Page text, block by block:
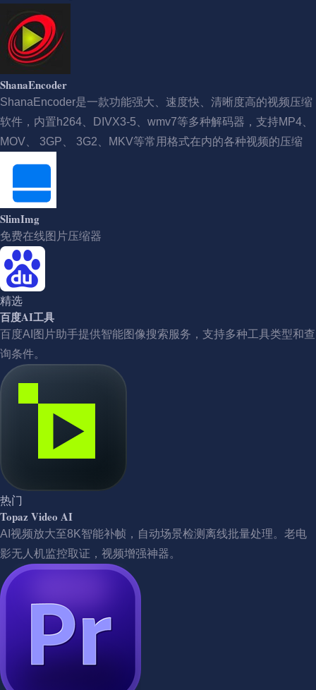
ShanaEncoder
ShanaEncoder是一款功能强大、速度快、清晰度高的视频压缩
软件，内置h264、DIVX3-5、wmv7等多种解码器，支持MP4、
MOV、 3GP、 3G2、MKV等常用格式在内的各种视频的压缩
SlimImg
免费在线图片压缩器
精选
百度AI工具
百度AI图片助手提供智能图像搜索服务，支持多种工具类型和查
询条件。
热门
Topaz Video AI
AI视频放大至8K智能补帧，自动场景检测离线批量处理。老电
影无人机监控取证，视频增强神器。